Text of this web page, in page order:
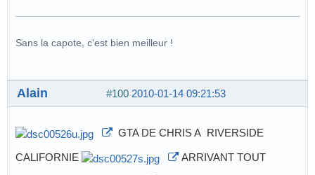
Sans la capote, c'est bien meilleur !
#100 2010-01-14 09:21:53
Alain
GTA DE CHRIS A RIVERSIDE
CALIFORNIE ARRIVANT TOUT